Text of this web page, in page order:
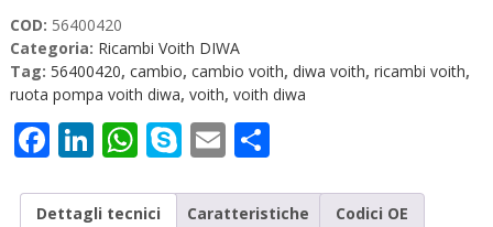
Voith
Diwa
quantità
COD: 56400420
Categoria: Ricambi Voith DIWA
Tag: 56400420, cambio, cambio voith, diwa voith, ricambi voith,
ruota pompa voith diwa, voith, voith diwa
Facebook
LinkedIn
WhatsApp
Skype
EmailCondividi
Dettagli tecnici Caratteristiche
Codici OE